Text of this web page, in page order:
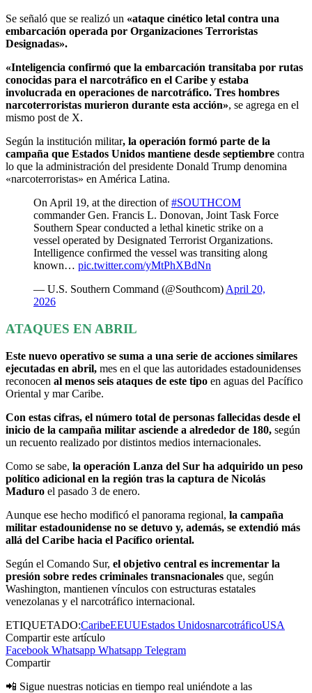
Se señaló que se realizó un «ataque cinético letal contra una
embarcación operada por Organizaciones Terroristas
Designadas».
«Inteligencia confirmó que la embarcación transitaba por rutas
conocidas para el narcotráfico en el Caribe y estaba
involucrada en operaciones de narcotráfico. Tres hombres
narcoterroristas murieron durante esta acción», se agrega en el
mismo post de X.
Según la institución militar, la operación formó parte de la
campaña que Estados Unidos mantiene desde septiembre contra
lo que la administración del presidente Donald Trump denomina
«narcoterroristas» en América Latina.
On April 19, at the direction of#SOUTHCOM
commander Gen. Francis L. Donovan, Joint Task Force
Southern Spear conducted a lethal kinetic strike on a
vessel operated by Designated Terrorist Organizations.
Intelligence confirmed the vessel was transiting along
known… pic.twitter.com/yMtPhXBdNn
— U.S. Southern Command (@Southcom) April 20,
2026
ATAQUES EN ABRIL
Este nuevo operativo se suma a una serie de acciones similares
ejecutadas en abril, mes en el que las autoridades estadounidenses
reconocen al menos seis ataques de este tipo en aguas del Pacífico
Oriental y mar Caribe.
Con estas cifras, el número total de personas fallecidas desde el
inicio de la campaña militar asciende a alrededor de 180, según
un recuento realizado por distintos medios internacionales.
Como se sabe, la operación Lanza del Sur ha adquirido un peso
político adicional en la región tras la captura de Nicolás
Maduro el pasado 3 de enero.
Aunque ese hecho modificó el panorama regional, la campaña
militar estadounidense no se detuvo y, además, se extendió más
allá del Caribe hacia el Pacífico oriental.
Según el Comando Sur, el objetivo central es incrementar la
presión sobre redes criminales transnacionales que, según
Washington, mantienen vínculos con estructuras estatales
venezolanas y el narcotráfico internacional.
ETIQUETADO:CaribeEEUUEstados UnidosnarcotráficoUSA
Compartir este artículo
Facebook Whatsapp Whatsapp Telegram
Compartir
📲 Sigue nuestras noticias en tiempo real uniéndote a las